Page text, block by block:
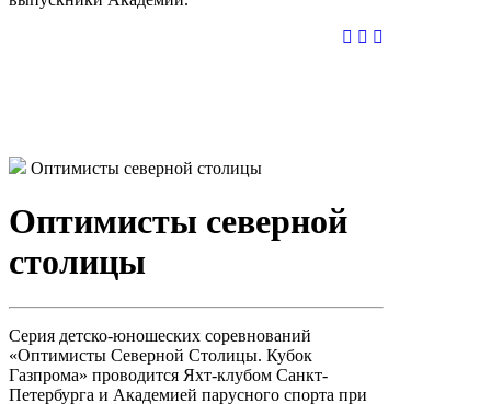
Оптимисты северной столицы
Оптимисты северной
столицы
Серия детско-юношеских соревнований
«Оптимисты Северной Столицы. Кубок
Газпрома» проводится Яхт-клубом Санкт-
Петербурга и Академией парусного спорта при